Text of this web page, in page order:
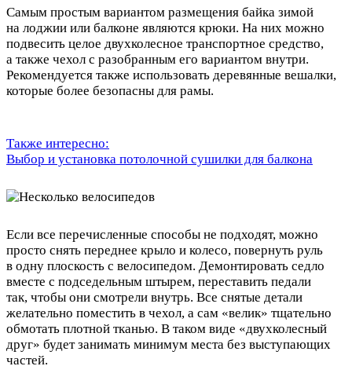
Самым простым вариантом размещения байка зимой
на лоджии или балконе являются крюки. На них можно
подвесить целое двухколесное транспортное средство,
а также чехол с разобранным его вариантом внутри.
Рекомендуется также использовать деревянные вешалки,
которые более безопасны для рамы.
Также интересно:
Выбор и установка потолочной сушилки для балкона
Если все перечисленные способы не подходят, можно
просто снять переднее крыло и колесо, повернуть руль
в одну плоскость с велосипедом. Демонтировать седло
вместе с подседельным штырем, переставить педали
так, чтобы они смотрели внутрь. Все снятые детали
желательно поместить в чехол, а сам «велик» тщательно
обмотать плотной тканью. В таком виде «двухколесный
друг» будет занимать минимум места без выступающих
частей.